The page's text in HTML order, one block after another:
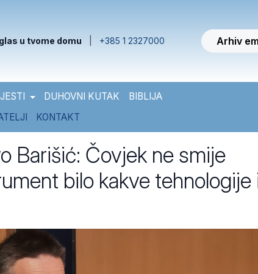
u tvome domu +385 1 2327000 Arhiv
DUHOVNI KUTAK
BIBLIJA
KONTAKT
Barišić: Čovjek ne smije
bilo kakve tehnologije